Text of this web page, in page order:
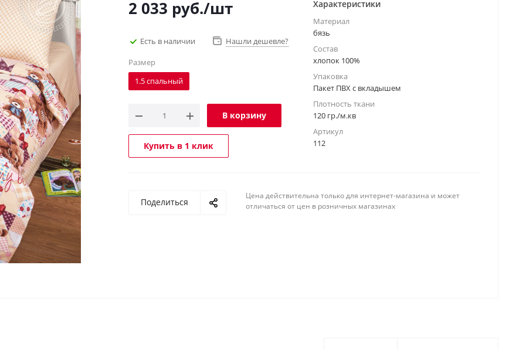
2 033 руб./шт
Есть в наличии
Нашли дешевле?
Размер
1.5 спальный
В корзину
Купить в 1 клик
Характеристики
Материал
бязь
Состав
хлопок 100%
Упаковка
Пакет ПВХ с вкладышем
Плотность ткани
120 гр./м.кв
Артикул
112
Поделиться
Цена действительна только для интернет-магазина и может
отличаться от цен в розничных магазинах